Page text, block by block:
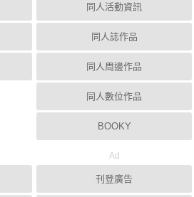
同人活動資訊
同人誌作品
同人周邊作品
同人數位作品
BOOKY
Ad
刊登廣告